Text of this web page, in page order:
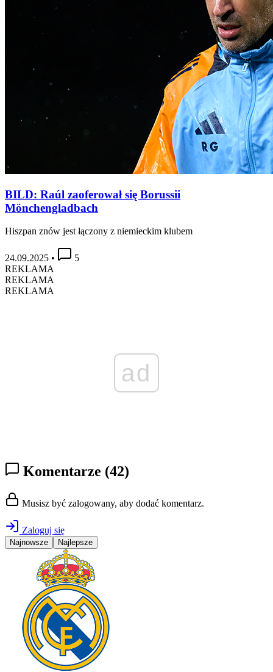
BILD: Raúl zaoferował się Borussii
Mönchengladbach
Hiszpan znów jest łączony z niemieckim klubem
24.09.2025 •
5
REKLAMA
REKLAMA
REKLAMA
ad
Komentarze (42)
Musisz być zalogowany, aby dodać komentarz.
Zaloguj się
Najnowsze Najlepsze